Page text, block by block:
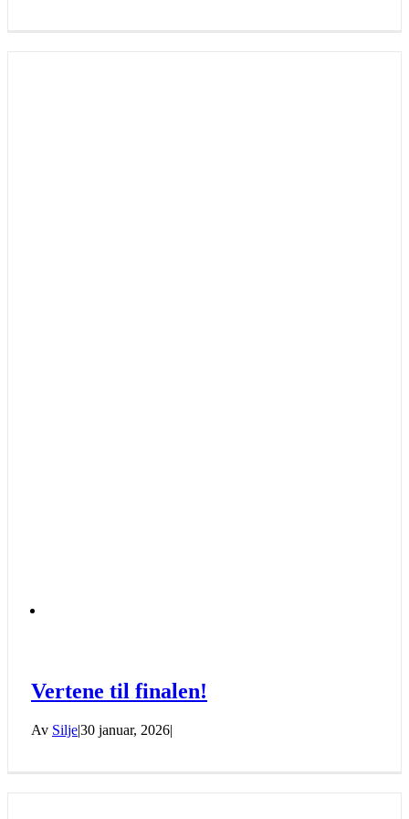
Vertene til finalen!
Av Silje|30 januar, 2026|